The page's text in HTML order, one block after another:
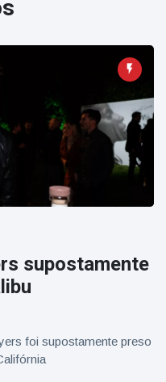
supostamente
foi supostamente preso